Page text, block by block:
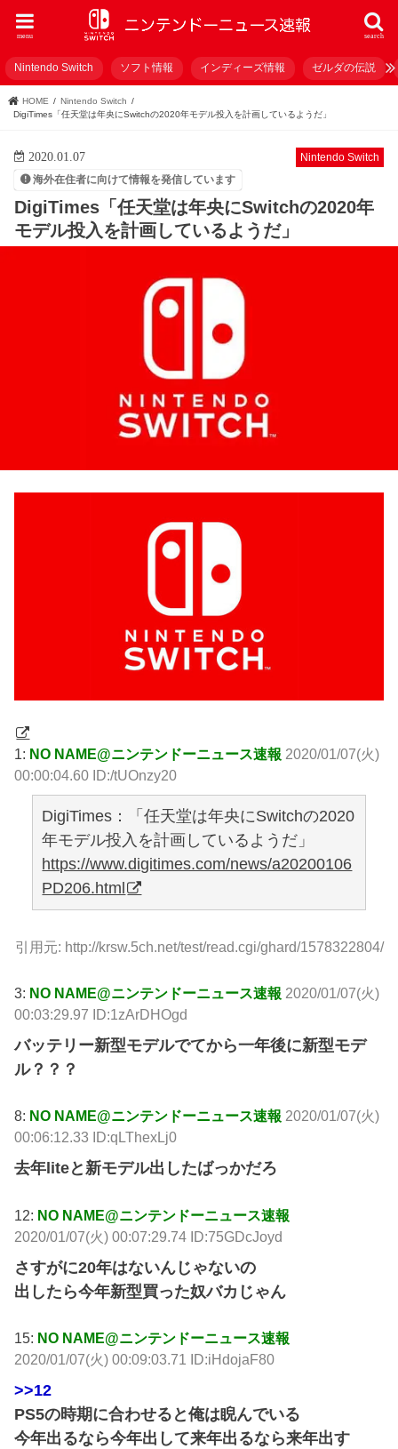
search
menu
Nintendo Switch ソフト情報 インディーズ情報 ゼルダの伝説
HOME
Nintendo Switch
DigiTimes「任天堂は年央にSwitchの2020年モデル投入を計画しているようだ」
Nintendo Switch
2020.01.07
海外在住者に向けて情報を発信しています
DigiTimes「任天堂は年央にSwitchの2020年
モデル投入を計画しているようだ」
1: NO NAME@ニンテンドーニュース速報 2020/01/07(火)
00:00:04.60 ID:/tUOnzy20
DigiTimes：「任天堂は年央にSwitchの2020
年モデル投入を計画しているようだ」
https://www.digitimes.com/news/a20200106
PD206.html
引用元: http://krsw.5ch.net/test/read.cgi/ghard/1578322804/
3: NO NAME@ニンテンドーニュース速報 2020/01/07(火)
00:03:29.97 ID:1zArDHOgd
バッテリー新型モデルでてから一年後に新型モデ
ル？？？
8: NO NAME@ニンテンドーニュース速報 2020/01/07(火)
00:06:12.33 ID:qLThexLj0
去年liteと新モデル出したばっかだろ
12: NO NAME@ニンテンドーニュース速報
2020/01/07(火) 00:07:29.74 ID:75GDcJoyd
さすがに20年はないんじゃないの
出したら今年新型買った奴バカじゃん
15: NO NAME@ニンテンドーニュース速報
2020/01/07(火) 00:09:03.71 ID:iHdojaF80
>>12
PS5の時期に合わせると俺は睨んでいる
今年出るなら今年出して来年出るなら来年出す